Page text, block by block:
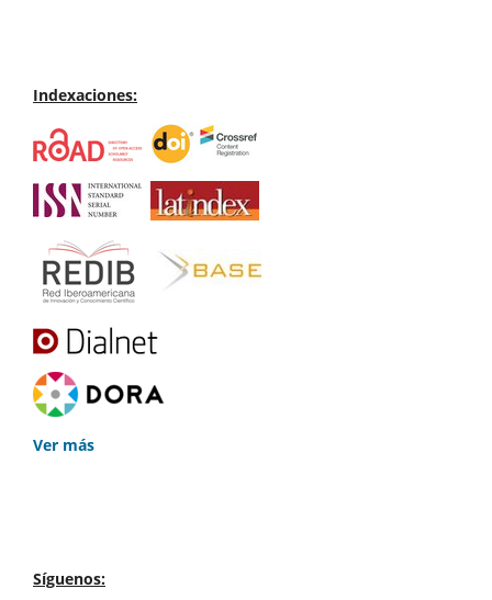
Indexaciones:
Ver más
Síguenos: